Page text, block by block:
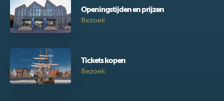
Openingstijden en prijzen
Bezoek
Tickets kopen
Bezoek